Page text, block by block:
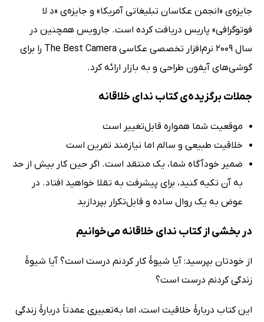
جایزه‌ی «انجمن عکاسان تبلیغاتی آمریکا» و جایزه‌ی «د لا
فوتوگرافی» پاریس دریافت کرده است. جارویس همچنین در
سال 2009 نرم‌افزار تخصصی عکاسی The Best Camera را برای
گوشی‌های آیفون طراحی و به بازار ارائه کرد.
جملات برگزیده‌ی کتاب ندای خلاقانه
موقعیت شما همواره قابل‌تغییر است
خلاقیت طبیعی و سالم اما نیازمند تمرین است
ضمیر خودآگاه شما، یک منتقد است. اگر حین کار بیش از حد
به آن تکیه کنید، برای پیشرفت به تقلا خواهید افتاد. در
عوض به یک روال ساده و قابل‌تکرار بپردازید
در بخشی از کتاب ندای خلاقانه می‌خوانیم
از خودتان بپرسید: آیا شیوۀ کار کردنم درست است؟ آیا شیوۀ
زندگی کردنم درست است؟
این کتاب دربارۀ خلاقیت است، اما به‌تعبیری عمدتاً دربارۀ زندگی